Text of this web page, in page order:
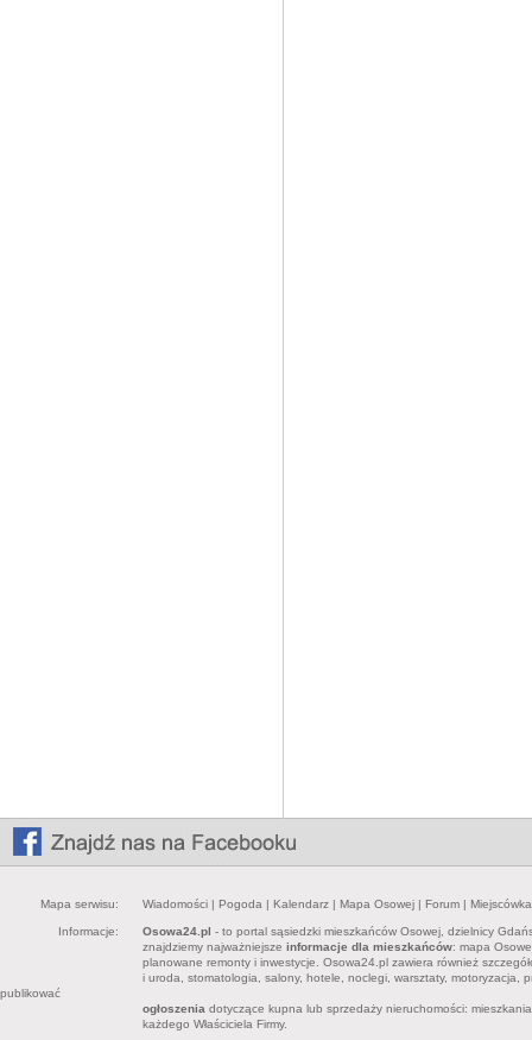
Mapa serwisu: Wiadomości | Pogoda | Kalendarz | Mapa Osowej | Forum | Miejscówka
Informacje: Osowa24.pl - to portal sąsiedzki mieszkańców Osowej, dzielnicy
znajdziemy najważniejsze informacje dla mieszkańców: mapa
planowane remonty i inwestycje. Osowa24.pl zawiera również
i uroda, stomatologia, salony, hotele, noclegi, warsztaty, motoryzacja,
publikować
ogłoszenia dotyczące kupna lub sprzedaży nieruchomości:
każdego Właściciela Firmy.